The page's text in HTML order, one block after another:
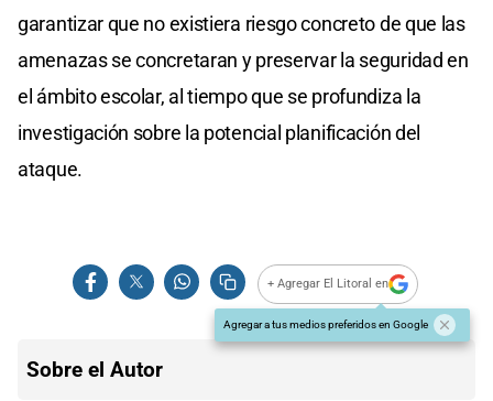
garantizar que no existiera riesgo concreto de que las
amenazas se concretaran y preservar la seguridad en
el ámbito escolar, al tiempo que se profundiza la
investigación sobre la potencial planificación del
ataque.
+ Agregar El Litoral en
Agregar a tus medios preferidos en Google
Sobre el Autor